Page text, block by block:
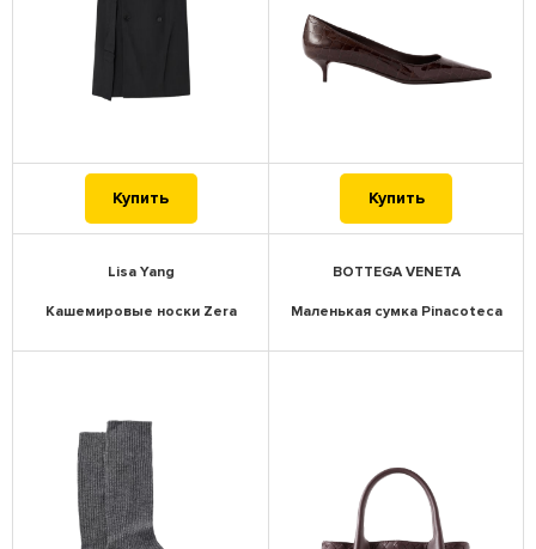
Купить Купить
Lisa Yang
Кашемировые носки Zera
BOTTEGA VENETA
Маленькая сумка Pinacoteca